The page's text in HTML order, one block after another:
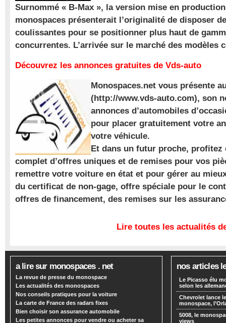
Surnommé « B-Max », la version mise en
monospaces présenterait l’originalité de disposer
coulissantes pour se positionner plus haut de
concurrentes. L’arrivée sur le marché des modèles
Découvrez les annonces gratuites de Vds-auto
Monospaces.net vous présente
(http://www.vds-auto.com), son
annonces d’automobiles
pour placer gratuitement votre
votre véhicule.
Et dans un futur proche, profitez
complet d’offres uniques et de remises pour vos
remettre votre voiture en état et pour gérer au
du certificat de non-gage, offre spéciale pour le
offres de financement, des remises sur les
Lire toutes les actualités
a lire sur monospaces . net
La revue de presse du monospace
Les actualités des monospaces
Nos conseils pratiques pour la voiture
La carte de France des radars fixes
Bien choisir son assurance automobile
Les petites annonces pour vendre ou acheter sa
nos articles
Le Picasso élu
selon les
Chevrolet lance
monospace,
5008, le
views